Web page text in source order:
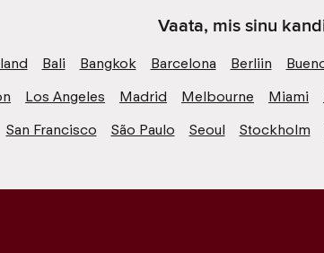
Vaata, mis sinu
Bali Bangkok Barcelona Berliin
Los Angeles Madrid Melbourne Miami
San Francisco
São Paulo Seoul Stockholm